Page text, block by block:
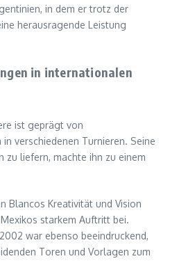
in dem er trotz der
herausragende Leistung
in internationalen
ist geprägt von
verschiedenen Turnieren. Seine
zu liefern, machte ihn zu einem
Blancos Kreativität und Vision
starkem Auftritt bei.
war ebenso beeindruckend,
Toren und Vorlagen zum